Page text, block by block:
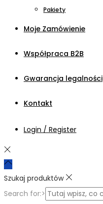
Pakiety
Moje Zamówienie
Współpraca B2B
Gwarancja legalności
Kontakt
Login / Register
Szukaj produktów
Search for:>